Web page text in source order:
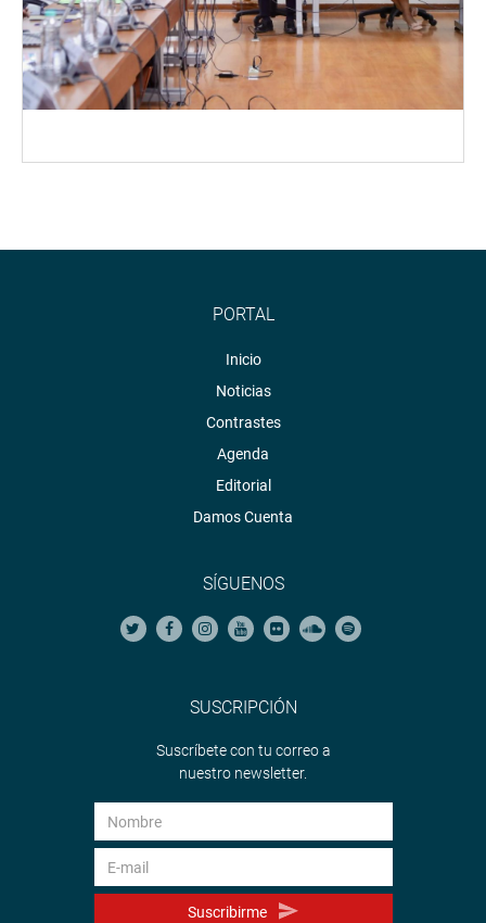
PORTAL
Inicio
Noticias
Contrastes
Agenda
Editorial
Damos Cuenta
SÍGUENOS
SUSCRIPCIÓN
Suscríbete con tu correo a
nuestro newsletter.
Suscribirme